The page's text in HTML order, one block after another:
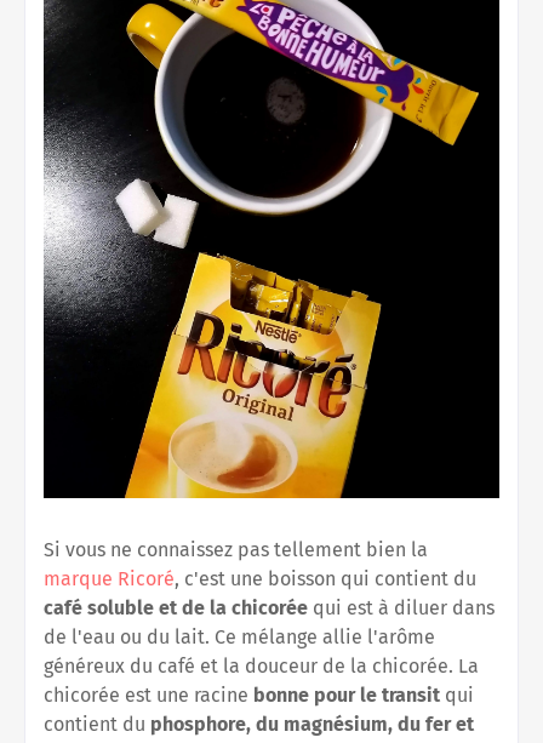
Si vous ne connaissez pas tellement bien la
marque Ricoré, c'est une boisson qui contient du
café soluble et de la chicorée qui est à diluer dans
de l'eau ou du lait. Ce mélange allie l'arôme
généreux du café et la douceur de la chicorée. La
chicorée est une racine bonne pour le transit qui
contient du phosphore, du magnésium, du fer et